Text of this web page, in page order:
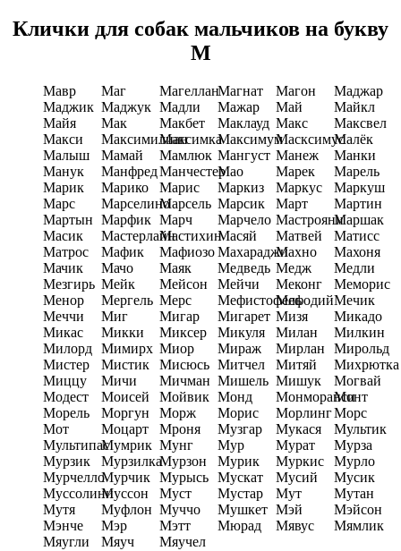
Клички для собак мальчиков на букву
М
Мавр Маг МагелланМагнат Магон
Маджар
Маджик Маджук Мадли Мажар Май
Майкл
Майя
Мак Макбет Маклауд Макс
Максвел
Макси
МаксимилианМаксимкаМаксимумМасксимусМалёк
Малыш
Мамай Мамлюк Мангуст Манеж
Манки
Манук
МанфредМанчестерМао Марек
Марель
Марик
Марико Марис Маркиз Маркус
Маркуш
Марс
МарселиноМарсель Марсик Март
Мартин
Мартын Марфик Марч Марчело МастрояниМаршак
Масик
МастерлайнМастихинМасяй Матвей
Матисс
Матрос
Мафик МафиозоМахараджиМахно
Махоня
Мачик
Мачо Маяк Медведь Медж
Медли
Мезгирь Мейк Мейсон Мейчи Меконг
Меморис
Менор
Мергель Мерс МефистофельМефодийМечик
Меччи
Миг Мигар Мигарет Мизя
Микадо
Микас
Микки Миксер Микуля Милан
Милкин
Милорд Мимирх Миор Мираж Мирлан
Мирольд
Мистер
Мистик Мисюсь Митчел Митяй
Михрютка
Миццу
Мичи Мичман Мишель Мишук
Могвай
Модест
Моисей Мойвик Монд Монморанси
Монт
Морель
Моргун Морж Морис МорлингМорс
Мот
Моцарт Мроня Музгар Мукася
Мультик
МультипасМумрик Мунг Мур Мурат
Мурза
Мурзик
МурзилкаМурзон Мурик Муркис
Мурло
МурчеллоМурчик Мурысь Мускат Мусий
Мусик
МуссолиниМуссон Муст Мустар Мут
Мутан
Мутя
Муфлон Муччо Мушкет Мэй
Мэйсон
Мэнче
Мэр Мэтт Мюрад Мявус
Мямлик
Мяугли
Мяуч Мяучел